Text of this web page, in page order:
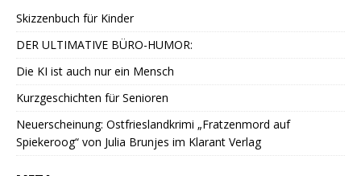
Skizzenbuch für Kinder
DER ULTIMATIVE BÜRO-HUMOR:
Die KI ist auch nur ein Mensch
Kurzgeschichten für Senioren
Neuerscheinung: Ostfrieslandkrimi „Fratzenmord auf
Spiekeroog“ von Julia Brunjes im Klarant Verlag